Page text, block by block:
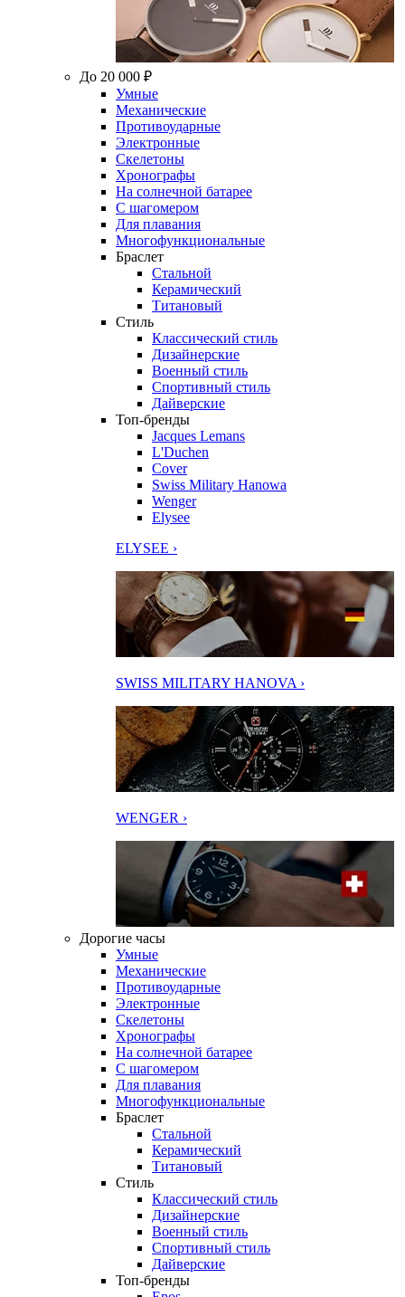
До 20 000 ₽
Умные
Механические
Противоударные
Электронные
Скелетоны
Хронографы
На солнечной батарее
С шагомером
Для плавания
Многофункциональные
Браслет
Стальной
Керамический
Титановый
Стиль
Классический стиль
Дизайнерские
Военный стиль
Спортивный стиль
Дайверские
Топ-бренды
Jacques Lemans
L'Duchen
Cover
Swiss Military Hanowa
Wenger
Elysee
ELYSEE ›
SWISS MILITARY HANOVA ›
WENGER ›
Дорогие часы
Умные
Механические
Противоударные
Электронные
Скелетоны
Хронографы
На солнечной батарее
С шагомером
Для плавания
Многофункциональные
Браслет
Стальной
Керамический
Титановый
Стиль
Классический стиль
Дизайнерские
Военный стиль
Спортивный стиль
Дайверские
Топ-бренды